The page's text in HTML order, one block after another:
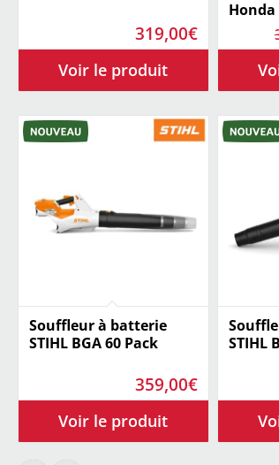
319,00€
Honda
Souffleur à batterie
STIHL BGA 60 Pack
359,00€
STIHL